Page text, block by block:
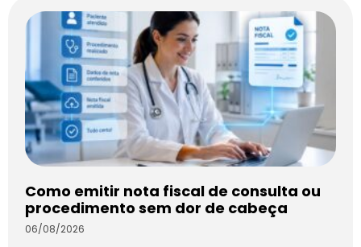
Como emitir nota fiscal de consulta ou
procedimento sem dor de cabeça
06/08/2026